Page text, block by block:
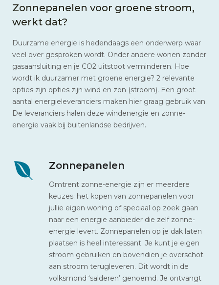
Zonnepanelen voor groene stroom,
werkt dat?
Duurzame energie is hedendaags een onderwerp waar
veel over gesproken wordt. Onder andere wonen zonder
gasaansluiting en je CO2 uitstoot verminderen. Hoe
wordt ik duurzamer met groene energie? 2 relevante
opties zijn opties zijn wind en zon (stroom). Een groot
aantal energieleveranciers maken hier graag gebruik van.
De leveranciers halen deze windenergie en zonne-
energie vaak bij buitenlandse bedrijven.
Zonnepanelen
Omtrent zonne-energie zijn er meerdere
keuzes: het kopen van zonnepanelen voor
jullie eigen woning of speciaal op zoek gaan
naar een energie aanbieder die zelf zonne-
energie levert. Zonnepanelen op je dak laten
plaatsen is heel interessant. Je kunt je eigen
stroom gebruiken en bovendien je overschot
aan stroom terugleveren. Dit wordt in de
volksmond ‘salderen’ genoemd. Je ontvangt